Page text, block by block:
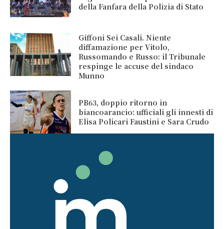
della Fanfara della Polizia di Stato
Giffoni Sei Casali. Niente
diffamazione per Vitolo,
Russomando e Russo: il Tribunale
respinge le accuse del sindaco
Munno
PB63, doppio ritorno in
biancoarancio: ufficiali gli innesti di
Elisa Policari Faustini e Sara Crudo